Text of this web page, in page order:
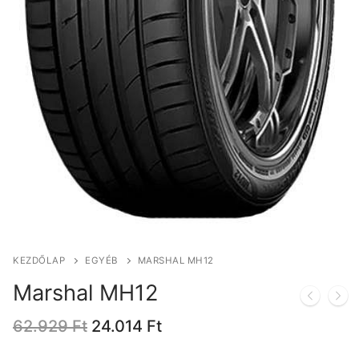
KEZDŐLAP EGYÉB MARSHAL MH12
Marshal MH12
62.929Ft Original
24.014 FtCurrent